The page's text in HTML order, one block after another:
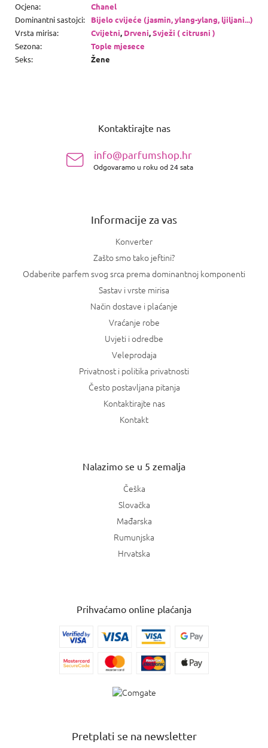
Ocjena:
Chanel
Dominantni sastojci:
Bijelo cvijeće (jasmin, ylang-ylang, ljiljani...)
Vrsta mirisa: Cvijetni, Drveni,Svježi ( citrusni )
Sezona:
Tople mjesece
Seks: Žene
Kontaktirajte nas
info@parfumshop.hr
Odgovaramo u roku od 24 sata
Informacije za vas
Konverter
Zašto smo tako jeftini?
Odaberite parfem svog srca prema dominantnoj komponenti
Sastav i vrste mirisa
Način dostave i plaćanje
Vraćanje robe
Uvjeti i odredbe
Veleprodaja
Privatnost i politika privatnosti
Često postavljana pitanja
Kontaktirajte nas
Kontakt
Nalazimo se u 5 zemalja
Češka
Slovačka
Mađarska
Rumunjska
Hrvatska
Prihvaćamo online plaćanja
Pretplati se na newsletter